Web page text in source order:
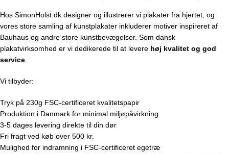
Hos SimonHolst.dk designer og illustrerer vi plakater fra hjertet, og
vores store samling af kunstplakater inkluderer motiver inspireret af
Bauhaus og andre store kunstbevægelser. Som dansk
plakatvirksomhed er vi dedikerede til at levere høj kvalitet og god
service
Vi tilbyder:
Tryk på 230g FSC-certificeret kvalitetspapir
Produktion i Danmark for minimal miljøpåvirkning
3-5 dages levering direkte til din dør
Fri fragt ved køb over 500 kr.
Mulighed for indramning i FSC-certificeret egetræ